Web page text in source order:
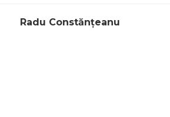
Radu Constănțeanu